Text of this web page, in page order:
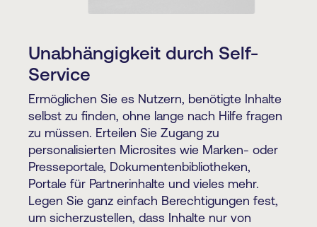
Unabhängigkeit durch Self-
Service
Ermöglichen Sie es Nutzern, benötigte Inhalte
selbst zu finden, ohne lange nach Hilfe fragen
zu müssen. Erteilen Sie Zugang zu
personalisierten Microsites wie Marken- oder
Presseportale, Dokumentenbibliotheken,
Portale für Partnerinhalte und vieles mehr.
Legen Sie ganz einfach Berechtigungen fest,
um sicherzustellen, dass Inhalte nur von